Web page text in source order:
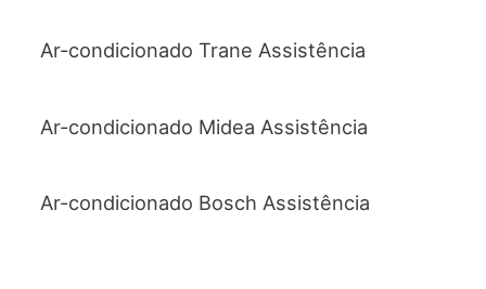
Ar-condicionado Trane Assistência
Ar-condicionado Midea Assistência
Ar-condicionado Bosch Assistência